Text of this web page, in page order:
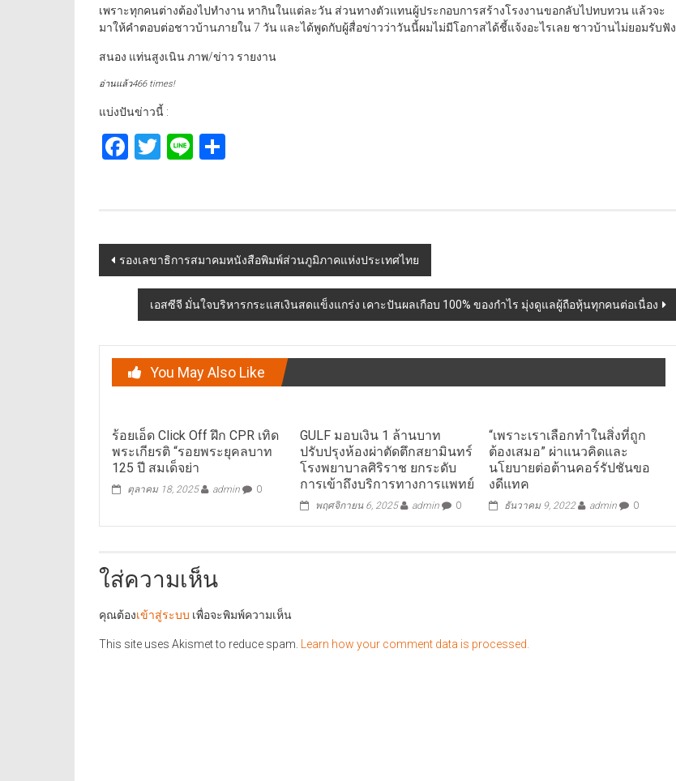
เพราะทุกคนต่างต้องไปทำงาน หากินในแต่ละวัน ส่วนทางตัวแทนผู้ประกอบการสร้างโรงงานขอกลับไปทบทวน แล้วจะ
มาให้คำตอบต่อชาวบ้านภายใน 7 วัน และได้พูดกับผู้สื่อข่าวว่าวันนี้ผมไม่มีโอกาสได้ชี้แจ้งอะไรเลย ชาวบ้านไม่ยอมรับฟัง
สนอง แท่นสูงเนิน ภาพ/ข่าว รายงาน
อ่านแล้ว466 times!
แบ่งปันข่าวนี้ :
Facebook
Twitter
Line
Post
navigation
รองเลขาธิการสมาคมหนังสือพิมพ์ส่วนภูมิภาคแห่งประเทศไทย
เอสซีจี มั่นใจบริหารกระแสเงินสดแข็งแกร่ง เคาะปันผลเกือบ 100% ของกำไร มุ่งดูแลผู้ถือหุ้นทุกคนต่อเนื่อง
You May Also Like
ร้อยเอ็ด Click Off ฝึก CPR เทิด
พระเกียรติ “รอยพระยุคลบาท
125 ปี สมเด็จย่า
ตุลาคม 18, 2025 admin 0
GULF มอบเงิน 1 ล้านบาท
ปรับปรุงห้องผ่าตัดตึกสยามินทร์
โรงพยาบาลศิริราช ยกระดับ
การเข้าถึงบริการทางการแพทย์
พฤศจิกายน 6, 2025 admin 0
“เพราะเราเลือกทำในสิ่งที่ถูก
ต้องเสมอ” ผ่าแนวคิดและ
นโยบายต่อต้านคอร์รัปชันขอ
งดีแทค
ธันวาคม 9, 2022 admin 0
ใส่ความเห็น
คุณต้องเข้าสู่ระบบ เพื่อจะพิมพ์ความเห็น
This site uses Akismet to reduce spam. Learn how your comment data is processed.